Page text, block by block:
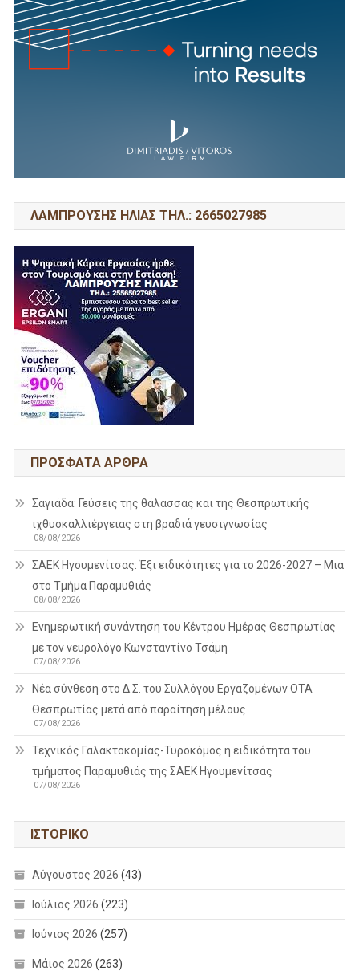
ΛΑΜΠΡΟΥΣΗΣ ΗΛΙΑΣ ΤΗΛ.: 2665027985
ΠΡΌΣΦΑΤΑ ΆΡΘΡΑ
Σαγιάδα: Γεύσεις της θάλασσας και της Θεσπρωτικής
ιχθυοκαλλιέργειας στη βραδιά γευσιγνωσίας
08/08/2026
ΣΑΕΚ Ηγουμενίτσας: Έξι ειδικότητες για το 2026-2027 – Μια
στο Τμήμα Παραμυθιάς
08/08/2026
Ενημερωτική συνάντηση του Κέντρου Ημέρας Θεσπρωτίας
με τον νευρολόγο Κωνσταντίνο Τσάμη
07/08/2026
Νέα σύνθεση στο Δ.Σ. του Συλλόγου Εργαζομένων ΟΤΑ
Θεσπρωτίας μετά από παραίτηση μέλους
07/08/2026
Τεχνικός Γαλακτοκομίας-Τυροκόμος η ειδικότητα του
τμήματος Παραμυθιάς της ΣΑΕΚ Ηγουμενίτσας
07/08/2026
ΙΣΤΟΡΙΚΌ
Αύγουστος 2026 (43)
Ιούλιος 2026 (223)
Ιούνιος 2026 (257)
Μάιος 2026 (263)